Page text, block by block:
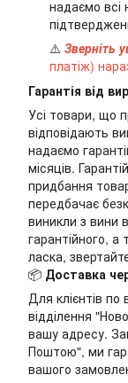
надаємо всі
⚠️ Зверніть
платіж)
Гарантія від
Усі товари, що
відповідають
надаємо
місяців.
придбання
передбачає
виникли з вини
гарантійного, а
ласка,
📦 Доставка
Для клієнтів по
відділення
вашу адресу.
Поштою", ми
вашого